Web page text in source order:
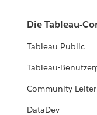
Die Tableau-
Tableau Public
Tableau-
Community-Leiter
DataDev